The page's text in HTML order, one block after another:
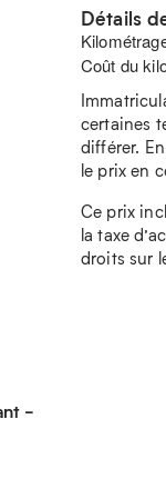
-
Détails
Coût du
certaines
différer.
le prix en
Ce prix
la taxe
droits sur